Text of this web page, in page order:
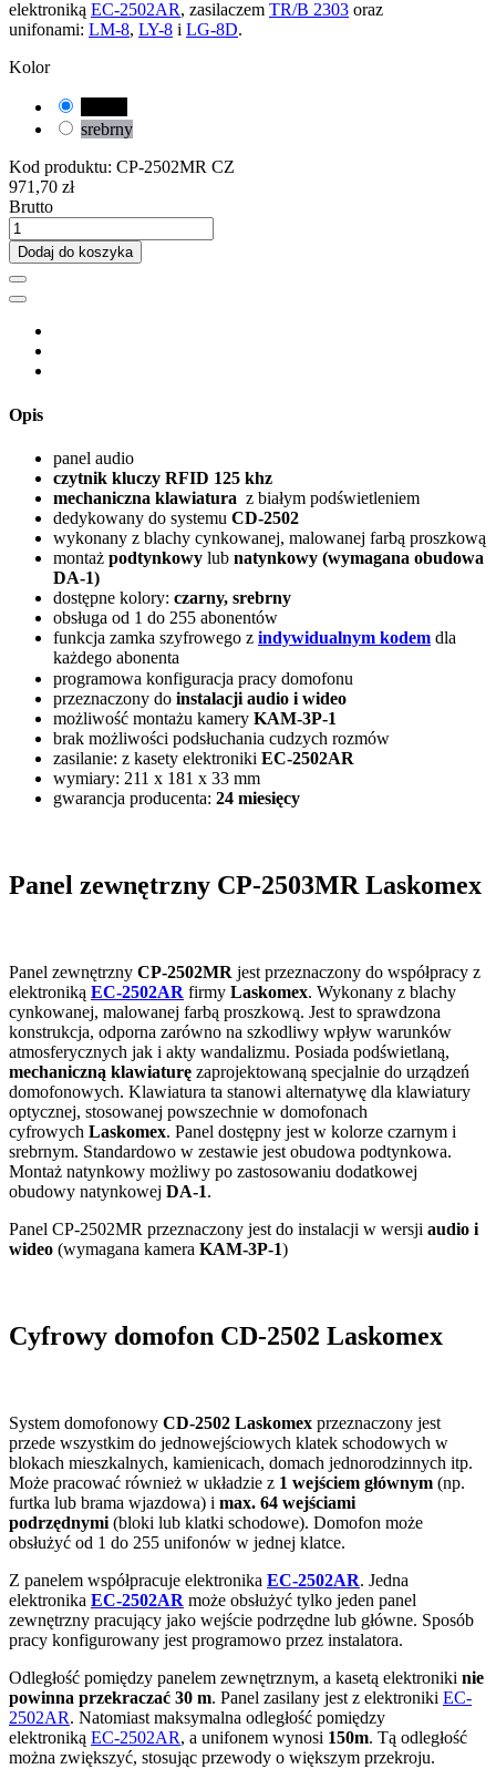
elektroniką EC-2502AR, zasilaczem TR/B 2303 oraz
unifonami: LM-8, LY-8 i LG-8D.
Kolor
srebrny
Kod produktu: CP-2502MR CZ
971,70 zł
Brutto
Dodaj do koszyka
Opis
panel audio
czytnik kluczy RFID 125 khz
mechaniczna klawiatura z białym podświetleniem
dedykowany do systemu CD-2502
wykonany z blachy cynkowanej, malowanej farbą proszkową
montaż podtynkowy lub natynkowy (wymagana obudowa
DA-1)
dostępne kolory: czarny, srebrny
obsługa od 1 do 255 abonentów
funkcja zamka szyfrowego z indywidualnym kodem dla
każdego abonenta
programowa konfiguracja pracy domofonu
przeznaczony do instalacji audio i wideo
możliwość montażu kamery KAM-3P-1
brak możliwości podsłuchania cudzych rozmów
zasilanie: z kasety elektroniki EC-2502AR
wymiary: 211 x 181 x 33 mm
gwarancja producenta: 24 miesięcy
Panel zewnętrzny CP-2503MR Laskomex
Panel zewnętrzny CP-2502MR jest przeznaczony do współpracy z
elektroniką EC-2502AR firmy Laskomex. Wykonany z blachy
cynkowanej, malowanej farbą proszkową. Jest to sprawdzona
konstrukcja, odporna zarówno na szkodliwy wpływ warunków
atmosferycznych jak i akty wandalizmu. Posiada podświetlaną,
mechaniczną klawiaturę zaprojektowaną specjalnie do urządzeń
domofonowych. Klawiatura ta stanowi alternatywę dla klawiatury
optycznej, stosowanej powszechnie w domofonach
cyfrowych Laskomex. Panel dostępny jest w kolorze czarnym i
srebrnym. Standardowo w zestawie jest obudowa podtynkowa.
Montaż natynkowy możliwy po zastosowaniu dodatkowej
obudowy natynkowej DA-1.
Panel CP-2502MR przeznaczony jest do instalacji w wersji audio i
wideo (wymagana kamera KAM-3P-1)
Cyfrowy domofon CD-2502 Laskomex
System domofonowy CD-2502 Laskomex przeznaczony jest
przede wszystkim do jednowejściowych klatek schodowych w
blokach mieszkalnych, kamienicach, domach jednorodzinnych itp.
Może pracować również w układzie z 1 wejściem głównym (np.
furtka lub brama wjazdowa) i max. 64 wejściami
podrzędnymi (bloki lub klatki schodowe). Domofon może
obsłużyć od 1 do 255 unifonów w jednej klatce.
Z panelem współpracuje elektronika EC-2502AR. Jedna
elektronika EC-2502AR może obsłużyć tylko jeden panel
zewnętrzny pracujący jako wejście podrzędne lub główne. Sposób
pracy konfigurowany jest programowo przez instalatora.
Odległość pomiędzy panelem zewnętrznym, a kasetą elektroniki nie
powinna przekraczać 30 m. Panel zasilany jest z elektroniki EC-
2502AR. Natomiast maksymalna odległość pomiędzy
elektroniką EC-2502AR, a unifonem wynosi 150m. Tą odległość
można zwiększyć, stosując przewody o większym przekroju.